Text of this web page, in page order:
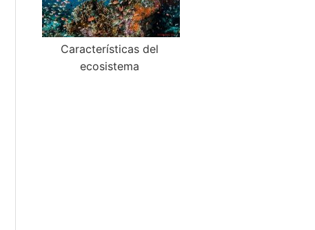
Características del
ecosistema